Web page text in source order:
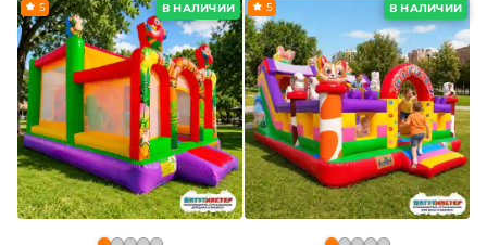
В НАЛИЧИИ
5 В НАЛИЧИИ
5